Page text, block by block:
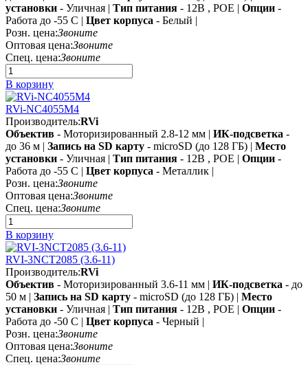
установки - Уличная | Тип питания - 12В , POE | Опции -
Работа до -55 C | Цвет корпуса - Белый |
Розн. цена:Звоните
Оптовая цена:Звоните
Спец. цена:Звоните
В корзину
RVi-NC4055M4
Производитель:RVi
Объектив - Моторизированный 2.8-12 мм | ИК-подсветка -
до 36 м | Запись на SD карту - microSD (до 128 ГБ) | Место
установки - Уличная | Тип питания - 12В , POE | Опции -
Работа до -55 C | Цвет корпуса - Металлик |
Розн. цена:Звоните
Оптовая цена:Звоните
Спец. цена:Звоните
В корзину
RVI-3NCT2085 (3.6-11)
Производитель:RVi
Объектив - Моторизированный 3.6-11 мм | ИК-подсветка - до
50 м | Запись на SD карту - microSD (до 128 ГБ) | Место
установки - Уличная | Тип питания - 12В , POE | Опции -
Работа до -50 C | Цвет корпуса - Черный |
Розн. цена:Звоните
Оптовая цена:Звоните
Спец. цена:Звоните